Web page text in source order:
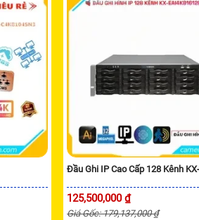
Đầu Ghi IP Cao Cấp 128 Kênh
125,500,000 ₫
Giá Gốc: 179,137,000 ₫